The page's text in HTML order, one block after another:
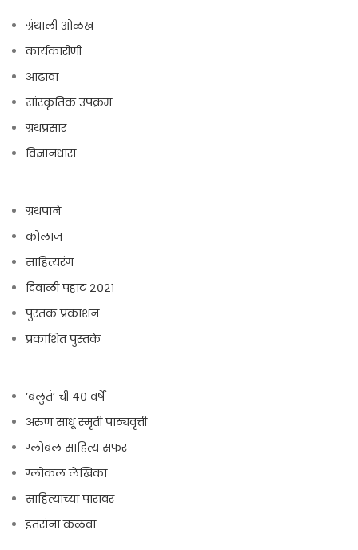
ग्रंथाली ओळख
कार्यकारीणी
आढावा
सांस्कृतिक उपक्रम
ग्रंथप्रसार
विज्ञानधारा
ग्रंथपाने
कोलाज
साहित्यरंग
दिवाळी पहाट २०२१
पुस्तक प्रकाशन
प्रकाशित पुस्तके
‘बलुतं’ ची ४० वर्षे
अरुण साधू स्मृती पाठ्यवृत्ती
ग्लोबल साहित्य सफर
ग्लोकल लेखिका
साहित्याच्या पारावर
इतरांना कळवा